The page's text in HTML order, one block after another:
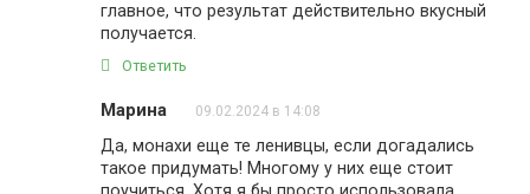
главное, что результат действительно вкусный
получается.
Ответить
Марина 09.02.2024 в 14:08
Да, монахи еще те ленивцы, если догадались
такое придумать! Многому у них еще стоит